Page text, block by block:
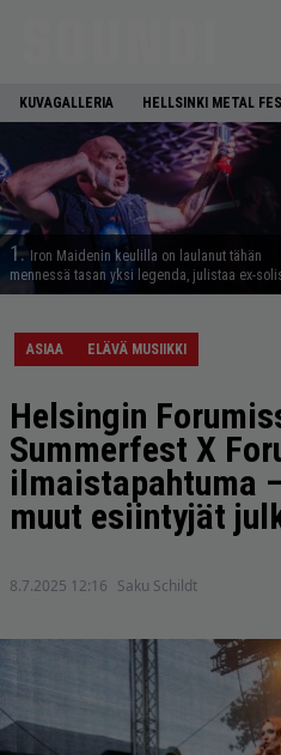
KUVAGALLERIA HELLSINKI METAL
1. Iron Maidenin keulilla on laulanut tähän
mennessä tasan yksi legenda, julistaa ex-
ASIAA ELÄVÄ MUSIIKKI
Helsingin
Summerfest X
ilmaistapahtuma
muut esiintyjät
8.7.2025 12:16 Saku Schildt